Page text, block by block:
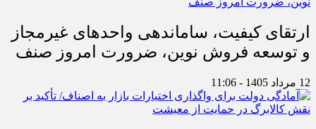
ارتقای کیفیت، ساماندهی واحدهای غیرمجاز
و توسعه فروش نوین، ضرورت امروز صنف
12 مرداد 1405 - 11:06